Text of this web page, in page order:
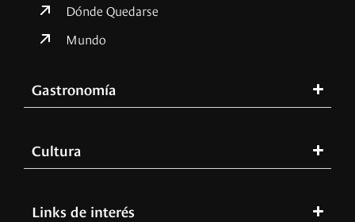
Dónde Quedarse
Mundo
Gastronomía
Cultura
Links de interés